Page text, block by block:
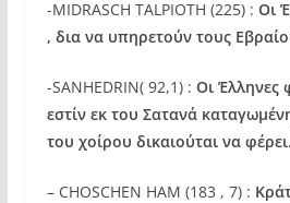
-MIDRASCH TALPIOTH (225) : Oι
, δια να υπηρετούν τους
-SANHEDRIN( 92,1) : Οι Έλληνες
εστίν εκ του Σατανά
του χοίρου δικαιούται να φέρει.
– CHOSCHEN HAM (183 , 7) :